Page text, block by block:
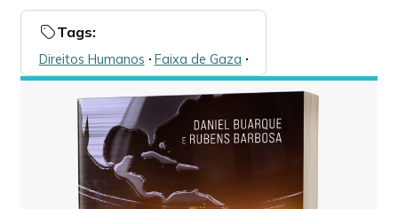
Tags:
Direitos Humanos 🞌 Faixa de Gaza 🞌